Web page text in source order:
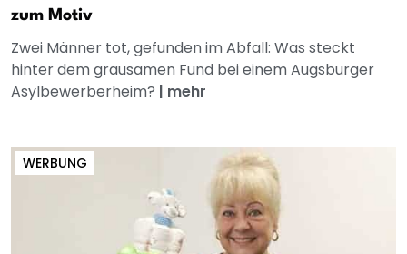
zum Motiv
Zwei Männer tot, gefunden im Abfall: Was steckt
hinter dem grausamen Fund bei einem Augsburger
Asylbewerberheim? | mehr
WERBUNG